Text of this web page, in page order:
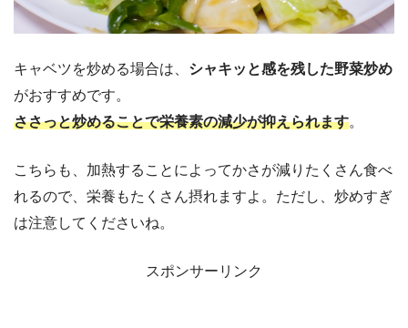
キャベツを炒める場合は、 シャキッと感を残した野菜炒め
がおすすめです。
ささっと炒めることで栄養素の減少が抑えられます。
こちらも、加熱することによってかさが減りたくさん食べ
れるので、栄養もたくさん摂れますよ。ただし、炒めすぎ
は注意してくださいね。
スポンサーリンク